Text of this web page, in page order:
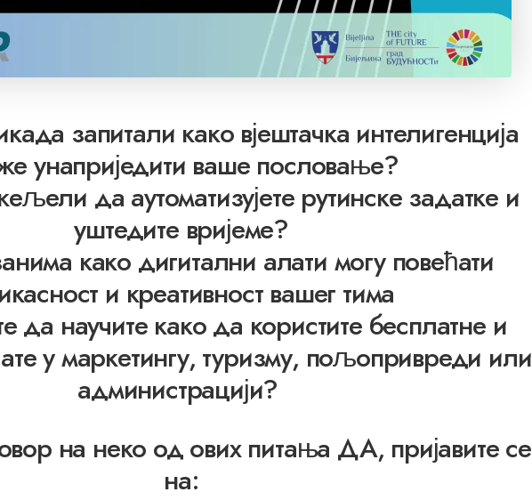
запитали како вјештачка интелигенција
унаприједити ваше пословање?
да аутоматизујете рутинске задатке и
уштедите вријеме?
како дигитални алати могу повећати
и креативност вашег тима
да научите како да користите бесплатне и
у маркетингу, туризму, пољопривреди или
администрацији?
на неко од ових питања ДА, пријавите се
на: